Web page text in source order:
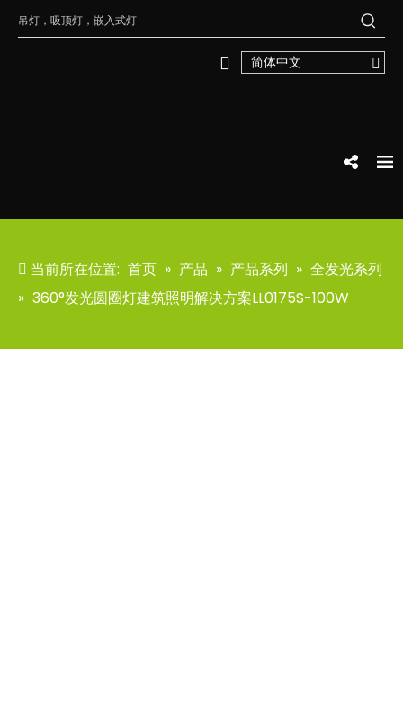
简体中文
当前所在位置: 首页 » 产品 » 产品系列 » 全发光系列
» 360°发光圆圈灯建筑照明解决方案LL0175S-100W